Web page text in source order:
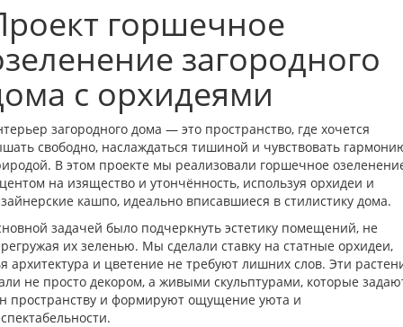
горшечное
загородного
с орхидеями
загородного дома — это пространство, где хочется
свободно, наслаждаться тишиной и чувствовать
В этом проекте мы реализовали горшечное
на изящество и утончённость, используя орхидеи и
кашпо, идеально вписавшиеся в стилистику дома.
задачей было подчеркнуть эстетику помещений, не
их зеленью. Мы сделали ставку на статные орхидеи,
архитектура и цветение не требуют лишних слов. Эти
не просто декором, а живыми скульптурами, которые
пространству и формируют ощущение уюта и